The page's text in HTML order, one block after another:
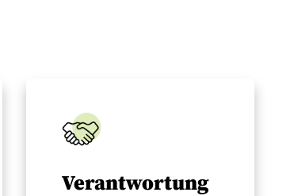
Verantwortung